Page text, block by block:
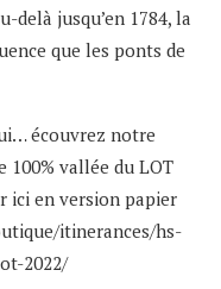
delà jusqu’en 1784, la
que les ponts de
écouvrez notre
100% vallée du LOT
ici en version papier
itinerances/hs-
2022/